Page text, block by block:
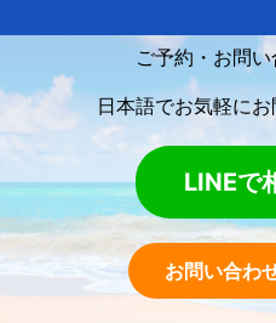
ご予約・お問
日本語でお気軽に
LINEで
お問い合わ